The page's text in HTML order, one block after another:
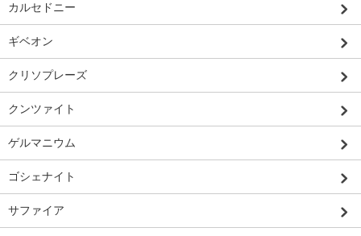
カルセドニー
ギベオン
クリソプレーズ
クンツァイト
ゲルマニウム
ゴシェナイト
サファイア